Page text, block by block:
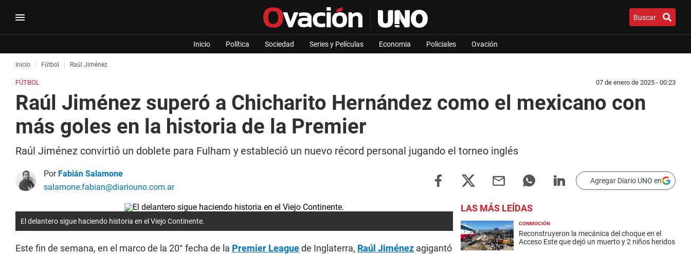
Buscar
Inicio Política Sociedad Series y Películas Economia Policiales Ovación
Inicio Fútbol Raúl Jiménez
FÚTBOL 07 de enero de 2025 - 00:23
Raúl Jiménez superó a Chicharito Hernández como el mexicano con
más goles en la historia de la Premier
Raúl Jiménez convirtió un doblete para Fulham y estableció un nuevo récord personal jugando el torneo inglés
Por Fabián Salamone
salamone.fabian@diariouno.com.ar
Agregar Diario UNO en
El delantero sigue haciendo historia en el Viejo Continente.
Este fin de semana, en el marco de la 20° fecha de la Premier Leaguede Inglaterra, Raúl Jiménez agigantó
LAS MÁS LEÍDAS
CONMOCIÓN
Reconstruyeron la mecánica del choque en el
Acceso Este que dejó un muerto y 2 niños heridos